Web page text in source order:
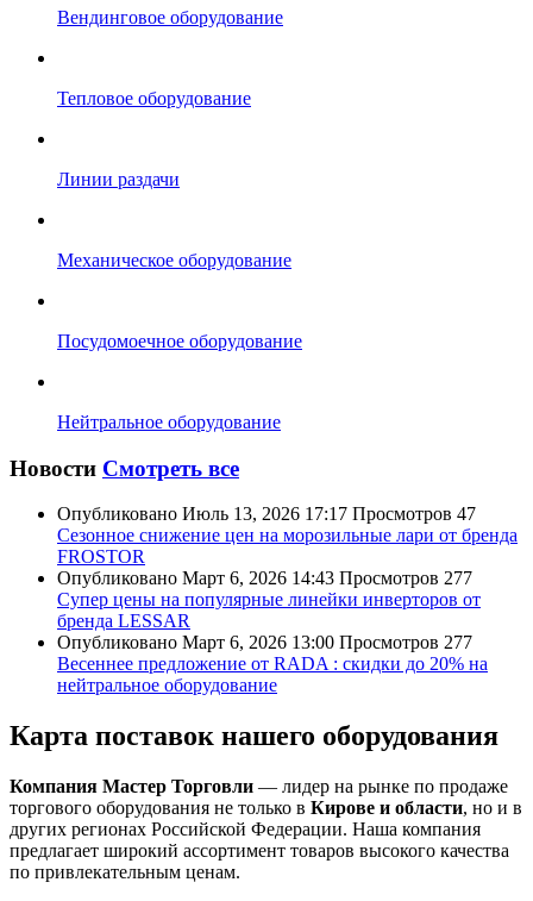
Вендинговое оборудование
Тепловое оборудование
Линии раздачи
Механическое оборудование
Посудомоечное оборудование
Нейтральное оборудование
Новости Смотреть все
Опубликовано Июль 13, 2026 17:17 Просмотров 47
Сезонное снижение цен на морозильные лари от бренда
FROSTOR
Опубликовано Март 6, 2026 14:43 Просмотров 277
Супер цены на популярные линейки инверторов от
бренда LESSAR
Опубликовано Март 6, 2026 13:00 Просмотров 277
Весеннее предложение от RADA : скидки до 20% на
нейтральное оборудование
Карта поставок нашего оборудования
Компания Мастер Торговли — лидер на рынке по продаже
торгового оборудования не только в Кирове и области, но и в
других регионах Российской Федерации. Наша компания
предлагает широкий ассортимент товаров высокого качества
по привлекательным ценам.